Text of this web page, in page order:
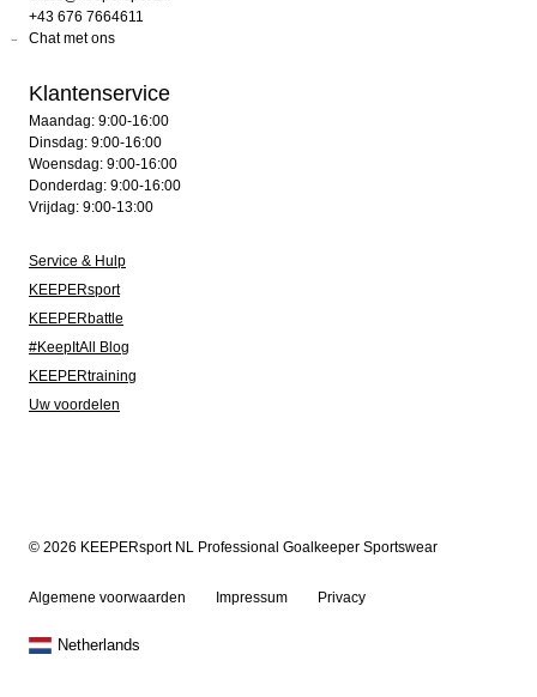
+43 676 7664611
Chat met ons
Klantenservice
Maandag: 9:00-16:00
Dinsdag: 9:00-16:00
Woensdag: 9:00-16:00
Donderdag: 9:00-16:00
Vrijdag: 9:00-13:00
Service & Hulp
KEEPERsport
KEEPERbattle
#KeepItAll Blog
KEEPERtraining
Uw voordelen
© 2026 KEEPERsport NL Professional Goalkeeper Sportswear
Algemene voorwaarden Impressum Privacy
Netherlands